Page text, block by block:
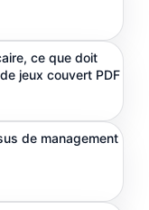
ce que doit
jeux couvert PDF
de management